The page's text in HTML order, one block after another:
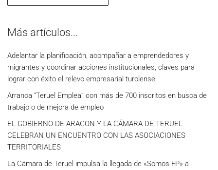
Más artículos...
Adelantar la planificación, acompañar a emprendedores y
migrantes y coordinar acciones institucionales, claves para
lograr con éxito el relevo empresarial turolense
Arranca “Teruel Emplea” con más de 700 inscritos en busca de
trabajo o de mejora de empleo
EL GOBIERNO DE ARAGON Y LA CÁMARA DE TERUEL
CELEBRAN UN ENCUENTRO CON LAS ASOCIACIONES
TERRITORIALES
La Cámara de Teruel impulsa la llegada de «Somos FP» a